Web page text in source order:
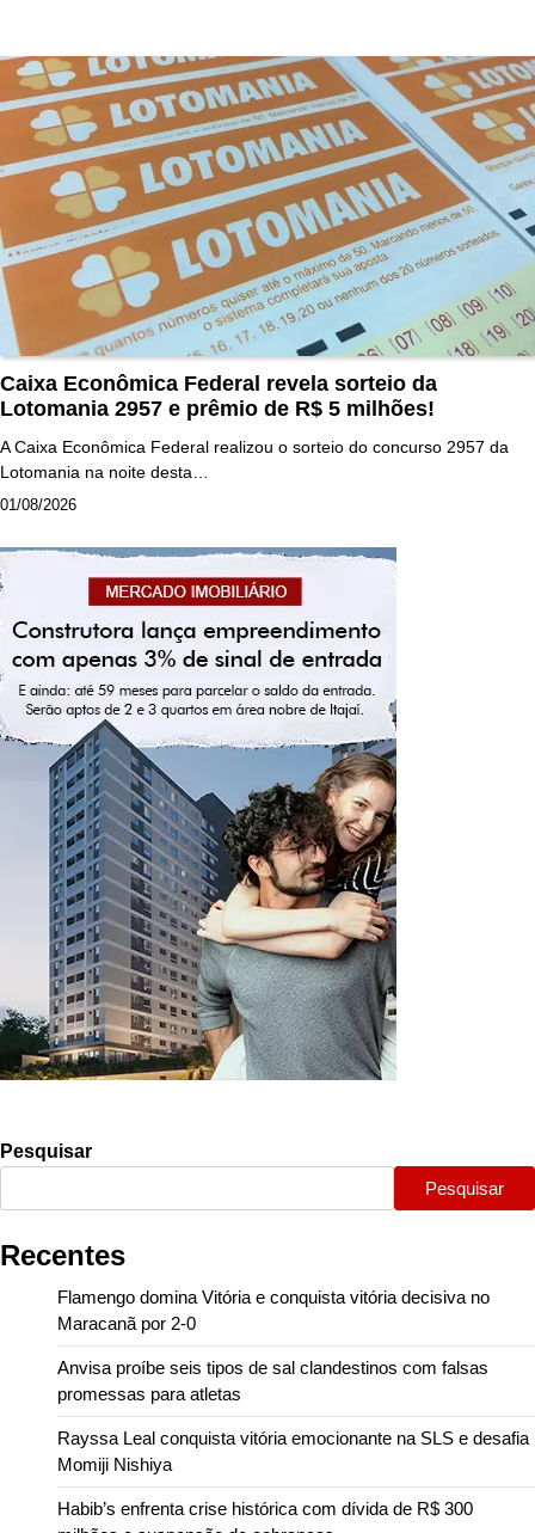
Caixa Econômica Federal revela sorteio da
Lotomania 2957 e prêmio de R$ 5 milhões!
A Caixa Econômica Federal realizou o sorteio do concurso 2957 da
Lotomania na noite desta…
01/08/2026
Pesquisar
Pesquisar
Recentes
Flamengo domina Vitória e conquista vitória decisiva no
Maracanã por 2-0
Anvisa proíbe seis tipos de sal clandestinos com falsas
promessas para atletas
Rayssa Leal conquista vitória emocionante na SLS e desafia
Momiji Nishiya
Habib’s enfrenta crise histórica com dívida de R$ 300